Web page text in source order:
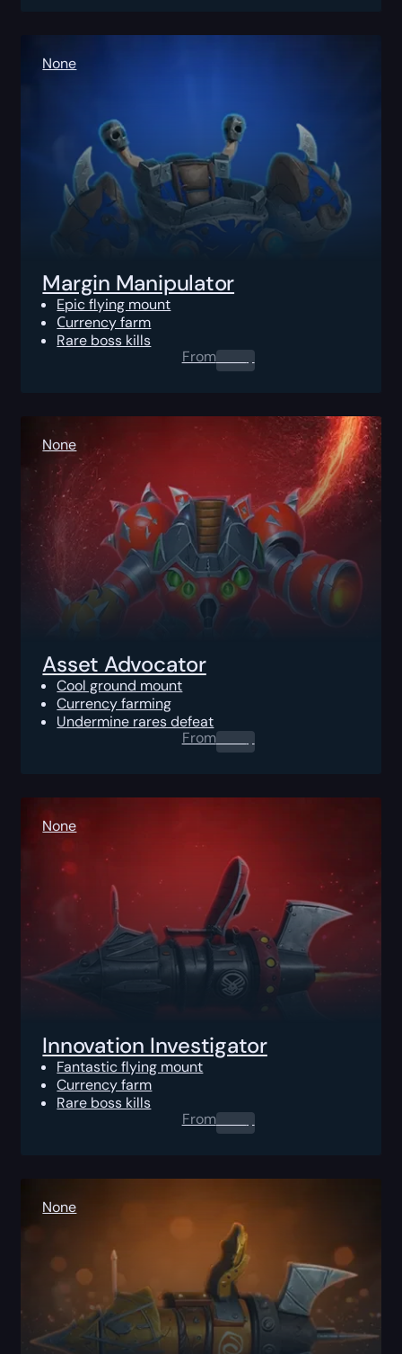
None
Margin Manipulator
Epic flying mount
Сurrency farm
Rare boss kills
From0.00 $
None
Asset Advocator
Cool ground mount
Currency farming
Undermine rares defeat
From0.00 $
None
Innovation Investigator
Fantastic flying mount
Currency farm
Rare boss kills
From0.00 $
None